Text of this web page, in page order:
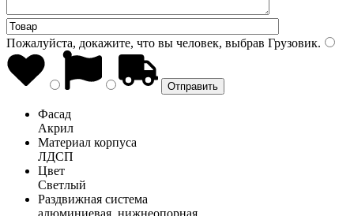
Пожалуйста, докажите, что вы человек, выбрав Грузовик.
Фасад
Акрил
Материал корпуса
ЛДСП
Цвет
Светлый
Раздвижная система
алюминиевая, нижнеопорная